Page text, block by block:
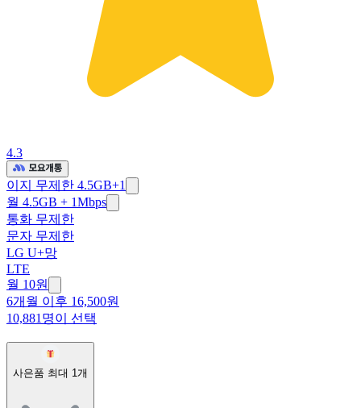
4.3
이지 무제한 4.5GB+1
월 4.5GB + 1Mbps
통화 무제한
문자 무제한
LG U+망
LTE
월 10원
6개월 이후 16,500원
10,881명이 선택
사은품 최대 1개